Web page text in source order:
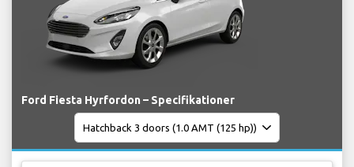
Ford Fiesta Hyrfordon – Specifikationer